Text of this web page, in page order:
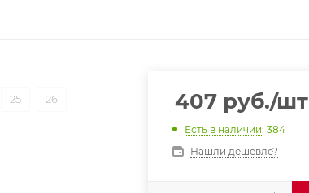
25 26 407руб./шт
Есть в наличии: 384
Нашли дешевле?